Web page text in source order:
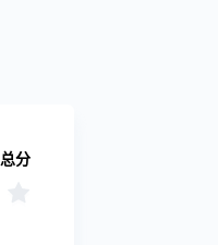
总分